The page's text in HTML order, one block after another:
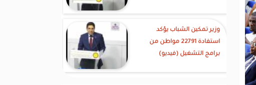
وزير تمكين الشباب يؤكد
استفادة 22791 مواطن من
برامج التشغيل (فيديو)